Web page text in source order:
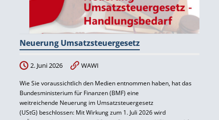
Neuerung Umsatzsteuergesetz
2. Juni 2026 WAWI
Wie Sie voraussichtlich den Medien entnommen haben, hat das
Bundesministerium für Finanzen (BMF) eine
weitreichende Neuerung im Umsatzsteuergesetz
(UStG) beschlossen: Mit Wirkung zum 1. Juli 2026 wird